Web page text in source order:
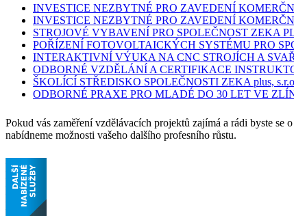
INVESTICE NEZBYTNÉ PRO ZAVEDENÍ
INVESTICE NEZBYTNÉ PRO ZAVEDENÍ
STROJOVÉ VYBAVENÍ PRO SPOLEČNOST ZEKA
POŘÍZENÍ FOTOVOLTAICKÝCH SYSTÉMU PRO
INTERAKTIVNÍ VÝUKA NA CNC STROJÍCH A
ODBORNÉ VZDĚLÁNÍ A CERTIFIKACE
ŠKOLÍCÍ STŘEDISKO SPOLEČNOSTI ZEKA plus,
ODBORNÉ PRAXE PRO MLADÉ DO 30 LET VE
Pokud vás zaměření vzdělávacích projektů zajímá a rádi byste se
nabídneme možnosti vašeho dalšího profesního růstu.